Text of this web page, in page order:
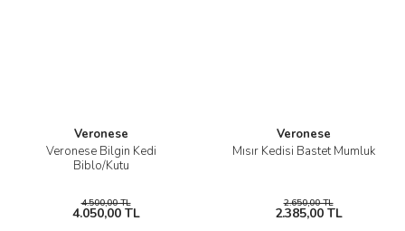
Veronese
Veronese Bilgin Kedi
Biblo/Kutu
4.500,00 TL
4.050,00 TL
Veronese
Mısır Kedisi Bastet Mumluk
2.650,00 TL
2.385,00 TL